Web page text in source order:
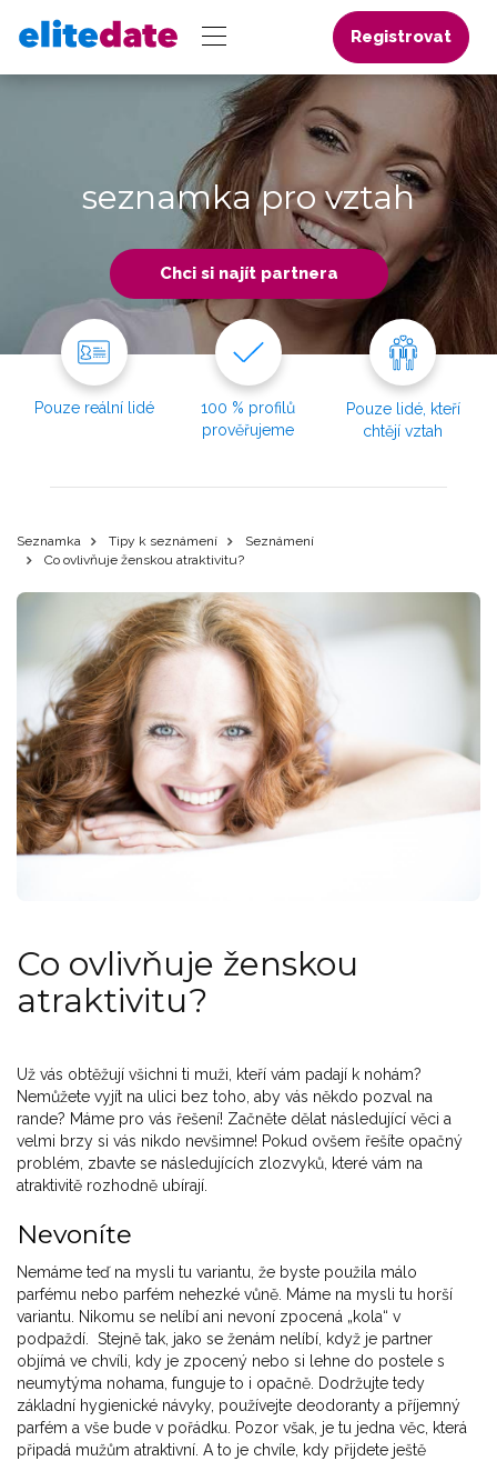
Registrovat
seznamka pro vztah
Chci si najít partnera
Pouze reální lidé
100 % profilů
prověřujeme
Pouze lidé, kteří
chtějí vztah
Seznamka Tipy k seznámení
Seznámení
Co ovlivňuje ženskou atraktivitu?
Co ovlivňuje ženskou
atraktivitu?
Už vás obtěžují všichni ti muži, kteří vám padají k nohám?
Nemůžete vyjít na ulici bez toho, aby vás někdo pozval na
rande? Máme pro vás řešení! Začněte dělat následující věci a
velmi brzy si vás nikdo nevšimne! Pokud ovšem řešíte opačný
problém, zbavte se následujících zlozvyků, které vám na
atraktivitě rozhodně ubírají.
Nevoníte
Nemáme teď na mysli tu variantu, že byste použila málo
parfému nebo parfém nehezké vůně. Máme na mysli tu horší
variantu. Nikomu se nelíbí ani nevoní zpocená „kola“ v
podpaždí. Stejně tak, jako se ženám nelíbí, když je partner
objímá ve chvíli, kdy je zpocený nebo si lehne do postele s
neumytýma nohama, funguje to i opačně. Dodržujte tedy
základní hygienické návyky, používejte deodoranty a příjemný
parfém a vše bude v pořádku. Pozor však, je tu jedna věc, která
připadá mužům atraktivní. A to je chvíle, kdy přijdete ještě